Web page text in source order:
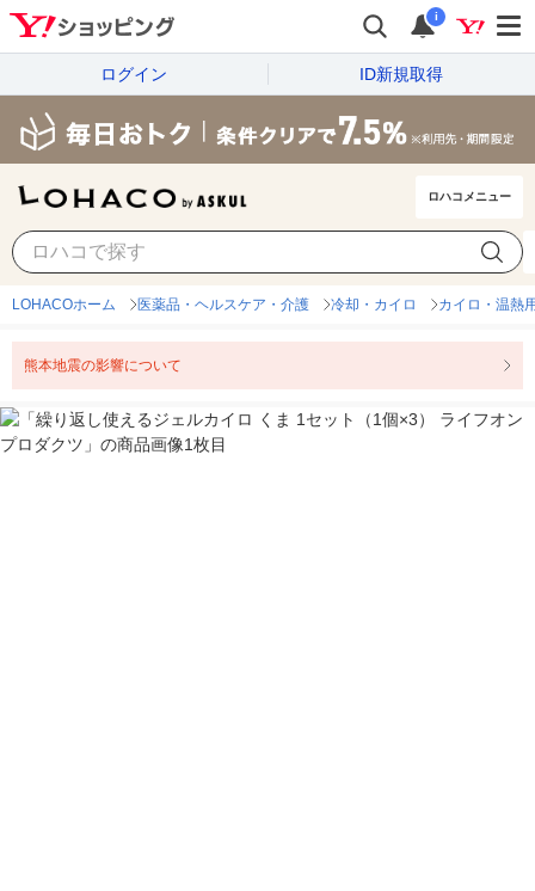
i
ログイン ID新規取得
ロハコメニュー
LOHACOホーム 医薬品・ヘルスケア・介護 冷却・カイロ カイロ・温熱
熊本地震の影響について